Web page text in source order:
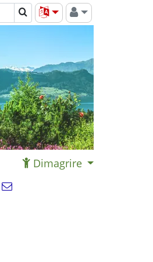
Dimagrire